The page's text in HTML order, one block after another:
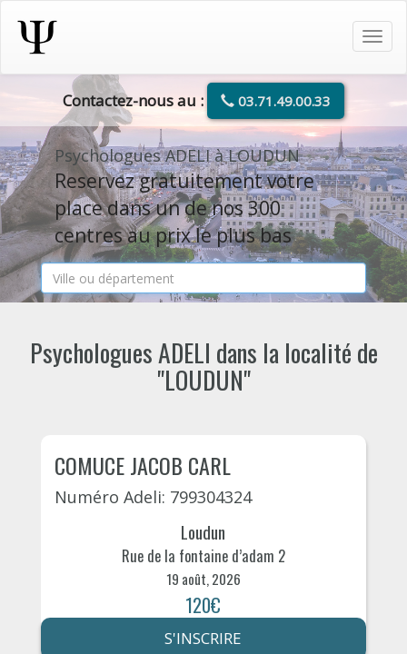
Contactez-nous au : 03.71.49.00.33
Psychologues ADELI à LOUDUN
Reservez gratuitement votre
place dans un de nos 300
centres au prix le plus bas
Psychologues ADELI dans la localité de
"LOUDUN"
COMUCE JACOB CARL
Numéro Adeli: 799304324
Loudun
Rue de la fontaine d’adam 2
19 août, 2026
120€
S'INSCRIRE